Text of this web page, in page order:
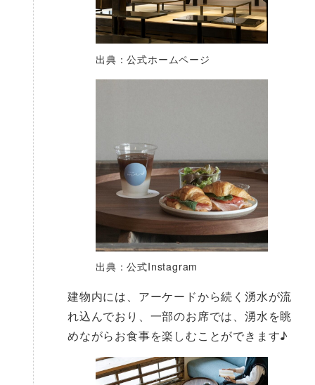
出典：公式ホームページ
出典：公式Instagram
建物内には、アーケードから続く湧水が流
れ込んでおり、一部のお席では、湧水を眺
めながらお食事を楽しむことができます♪